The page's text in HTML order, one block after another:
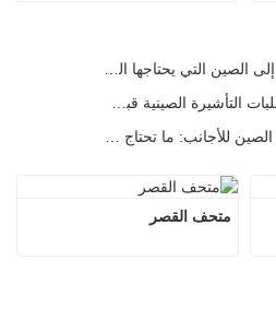
دليل السفر إلى الصين للأجانب: ما تحتاج معرفته قبل الزيارة
متحف القصر